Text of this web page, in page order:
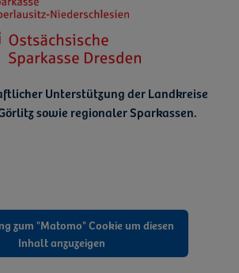
Unterstützung der Landkreise
sowie regionaler Sparkassen.
zum "Matomo" Cookie um diesen
Inhalt anzuzeigen